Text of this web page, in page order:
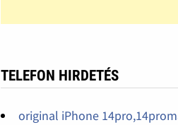
TELEFON HIRDETÉS
original iPhone